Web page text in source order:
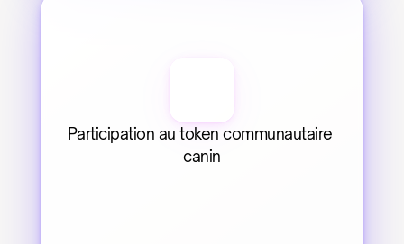
Participation au token communautaire
canin